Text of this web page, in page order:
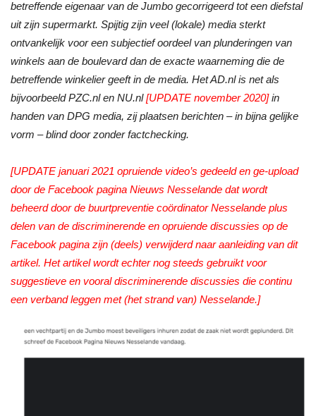
betreffende eigenaar van de Jumbo gecorrigeerd tot een diefstal
uit zijn supermarkt. Spijtig zijn veel (lokale) media sterkt
ontvankelijk voor een subjectief oordeel van plunderingen van
winkels aan de boulevard dan de exacte waarneming die de
betreffende winkelier geeft in de media. Het AD.nl is net als
bijvoorbeeld PZC.nl en NU.nl[UPDATE november 2020]in
handen van DPG media, zij plaatsen berichten – in bijna gelijke
vorm – blind door zonder factchecking.
[UPDATE januari 2021 opruiende video’s gedeeld en ge-upload
door de Facebook pagina Nieuws Nesselande dat wordt
beheerd door de buurtpreventie coördinator Nesselande plus
delen van de discriminerende en opruiende discussies op de
Facebook pagina zijn (deels) verwijderd naar aanleiding van dit
artikel. Het artikel wordt echter nog steeds gebruikt voor
suggestieve en vooral discriminerende discussies die continu
een verband leggen met (het strand van) Nesselande.]